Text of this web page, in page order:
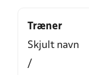
Træner
Skjult navn
/